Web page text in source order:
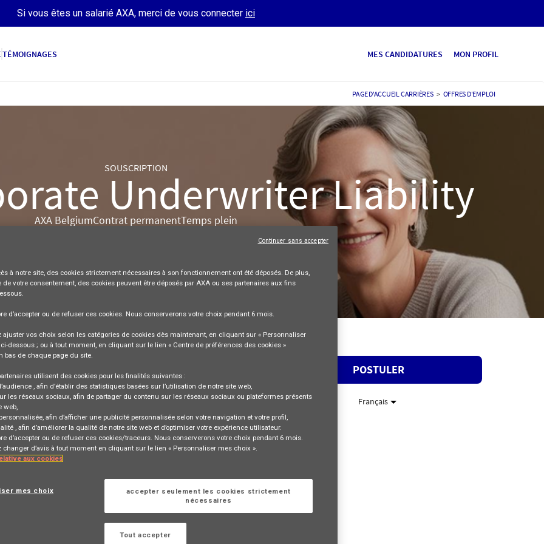
Si vous êtes un salarié AXA, merci de vous connecter ici
TÉMOIGNAGES MES CANDIDATURES MON PROFIL
PAGE D'ACCUEIL CARRIÈRES > OFFRES D'EMPLOI
SOUSCRIPTION
Underwriter Liability
AXA BelgiumContrat permanentTemps plein
Liability
BE, 1000
à cette
Se connecter
POSTULER
Français
à notre site, des cookies strictement nécessaires à son fonctionnement ont été déposés. De plus,
de votre consentement, des cookies peuvent être déposés par AXA ou ses partenaires aux fins
d’accepter ou de refuser ces cookies. Nous conserverons votre choix pendant 6 mois.
ajuster vos choix selon les catégories de cookies dès maintenant, en cliquant sur « Personnaliser
dessous ; ou à tout moment, en cliquant sur le lien « Centre de préférences des cookies »
bas de chaque page du site.
utilisent des cookies pour les finalités suivantes :
, afin d’établir des statistiques basées sur l’utilisation de notre site web,
les réseaux sociaux, afin de partager du contenu sur les réseaux sociaux ou plateformes présents
web,
, afin d’afficher une publicité personnalisée selon votre navigation et votre profil,
, afin d’améliorer la qualité de notre site web et d’optimiser votre expérience utilisateur.
d’accepter ou de refuser ces cookies/traceurs. Nous conserverons votre choix pendant 6 mois.
changer d’avis à tout moment en cliquant sur le lien « Personnaliser mes choix ».
aux cookies
mes choix
accepter seulement les cookies strictement
nécessaires
Tout accepter
Continuer sans accepter